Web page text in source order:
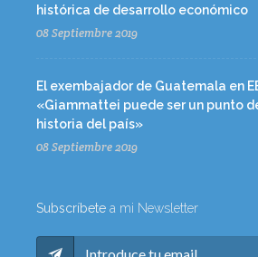
histórica de desarrollo económico
08 Septiembre 2019
El exembajador de Guatemala en
«Giammattei puede ser un punto
historia del país»
08 Septiembre 2019
Subscríbete a mi Newsletter